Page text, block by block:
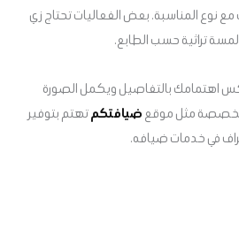
نوع المناسبة. بعض الفعاليات تحتاج زي
تراثية حسب الطابع.
اهتمامك بالتفاصيل ويكمل الصورة
مثل موقع ضيافتكمتهتم بتوفير
في خدمات ضيافه.